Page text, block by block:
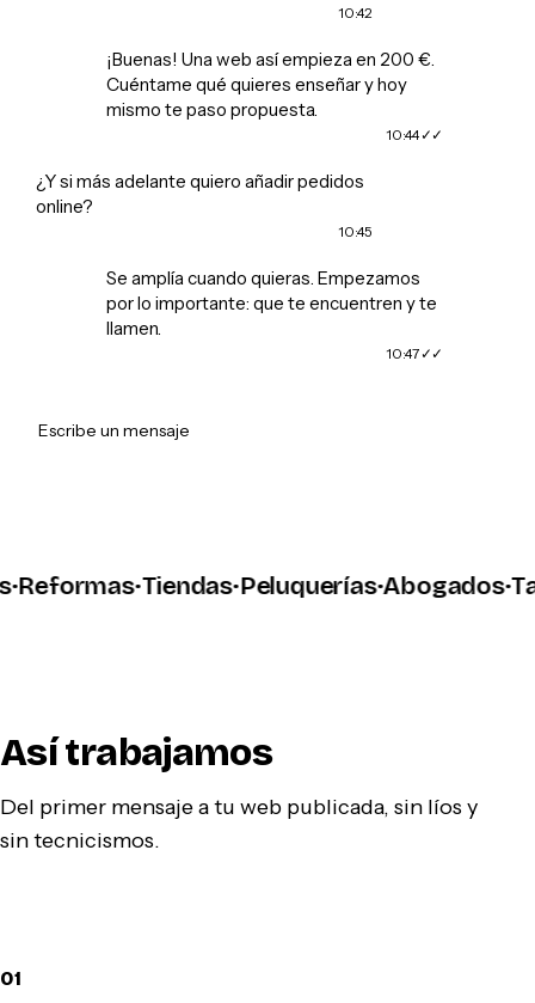
10:42
¡Buenas! Una web así empieza en 200 €.
Cuéntame qué quieres enseñar y hoy
mismo te paso propuesta.
10:44
¿Y si más adelante quiero añadir pedidos
online?
10:45
Se amplía cuando quieras. Empezamos
por lo importante: que te encuentren y te
llamen.
10:47
Escribe un mensaje
·Tiendas·Peluquerías·Abogados·
Así trabajamos
Del primer mensaje a tu web publicada, sin líos y
sin tecnicismos.
01